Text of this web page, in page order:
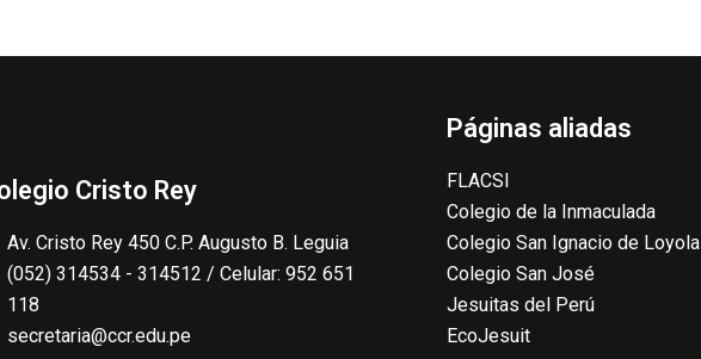
Cristo Rey
Av. Cristo Rey 450 C.P. Augusto B. Leguia
(052) 314534 - 314512 / Celular: 952 651
118
secretaria@ccr.edu.pe
Páginas aliadas
FLACSI
Colegio de la Inmaculada
Colegio San Ignacio de Loyola
Colegio San José
Jesuitas del Perú
EcoJesuit